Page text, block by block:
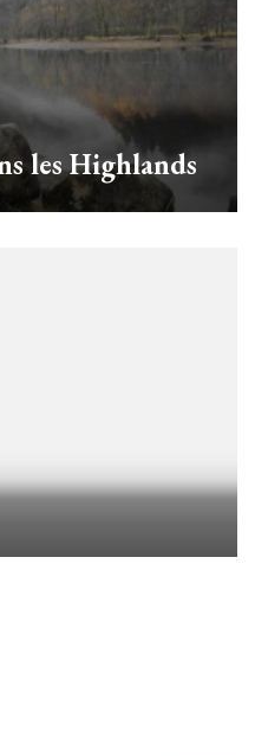
les Highlands